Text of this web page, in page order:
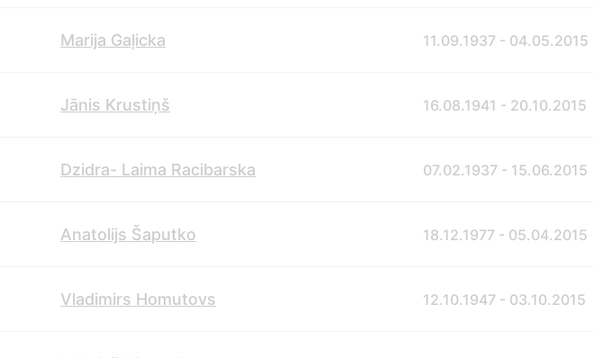
Marija Gaļicka 11.09.1937 - 04.05.2015
Jānis Krustiņš 16.08.1941 - 20.10.2015
Dzidra- Laima Racibarska 07.02.1937 - 15.06.2015
Anatolijs Šaputko 18.12.1977 - 05.04.2015
Vladimirs Homutovs 12.10.1947 - 03.10.2015